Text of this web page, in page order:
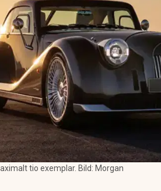
tio exemplar. Bild: Morgan